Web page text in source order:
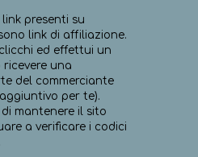
link presenti su
link di affiliazione.
ed effettui un
una
del commerciante
per te).
mantenere il sito
a verificare i codici